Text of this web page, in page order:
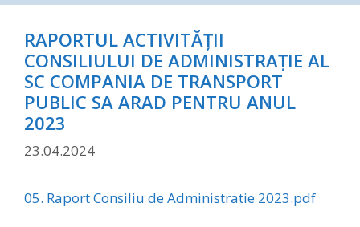
RAPORTUL ACTIVITĂȚII
CONSILIULUI DE ADMINISTRAȚIE AL
SC COMPANIA DE TRANSPORT
PUBLIC SA ARAD PENTRU ANUL
2023
23.04.2024
05. Raport Consiliu de Administratie 2023.pdf